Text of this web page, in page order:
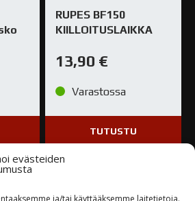
evästeiden
ja/tai käyttääksemme laitetietoja.
RUPES BF150
KIILLOITUSLAIKKA
13,90 €
Varastossa
TUTUSTU